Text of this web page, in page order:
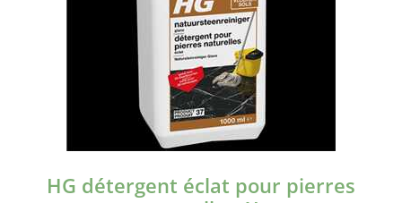
HG détergent éclat pour pierres